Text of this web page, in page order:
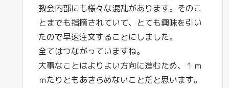
教会内部にも様々な混乱があります。そのこ
とまでも指摘されていて、とても興味を引い
たので早速注文することにしました。
全てはつながっていますね。
大事なことはよりよい方向に進むため、１ｍ
ｍたりともあきらめないことだと思います。